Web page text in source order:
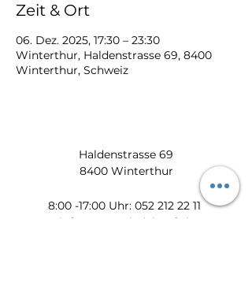
Zeit & Ort
06. Dez. 2025, 17:30 – 23:30
Winterthur, Haldenstrasse 69, 8400
Winterthur, Schweiz
Haldenstrasse 69
8400 Winterthur
​​8:00 -17:00 Uhr: 052 212 22 11
info@zum-wiedehopf.ch